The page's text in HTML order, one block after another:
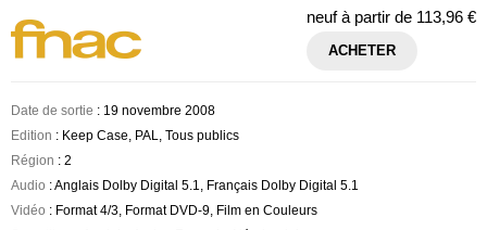
neuf à partir de 113,96 €
ACHETER
Date de sortie : 19 novembre 2008
Edition : Keep Case, PAL, Tous publics
Région : 2
Audio : Anglais Dolby Digital 5.1, Français Dolby Digital 5.1
Vidéo : Format 4/3, Format DVD-9, Film en Couleurs